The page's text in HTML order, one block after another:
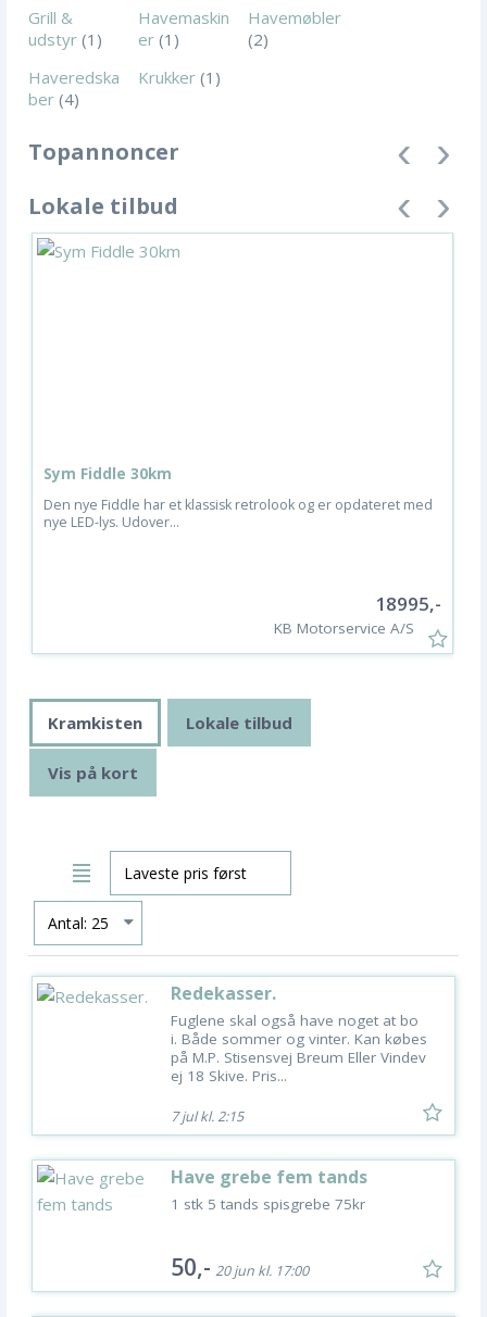
Grill &
udstyr (1)
Havemaskin
er (1)
Havemøbler
(2)
Haveredska
ber (4)
Krukker (1)
Topannoncer
Lokale tilbud
Sym Fiddle 30km
Den nye Fiddle har et klassisk retrolook og er opdateret med
nye LED-lys. Udover...
18995,-
KB Motorservice A/S
Kramkisten Lokale tilbud
Vis på kort
Redekasser.
Fuglene skal også have noget at bo
i. Både sommer og vinter. Kan købes
på M.P. Stisensvej Breum Eller Vindev
ej 18 Skive. Pris...
7 jul kl. 2:15
Have grebe fem tands
1 stk 5 tands spisgrebe 75kr
50,- 20 jun kl. 17:00